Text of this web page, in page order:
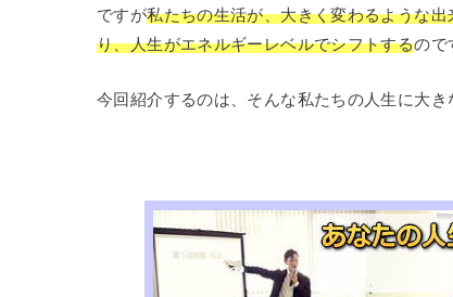
ですが私たちの生活が、大きく変わるような
り、人生がエネルギーレベルでシフトするので
今回紹介するのは、そんな私たちの人生に大